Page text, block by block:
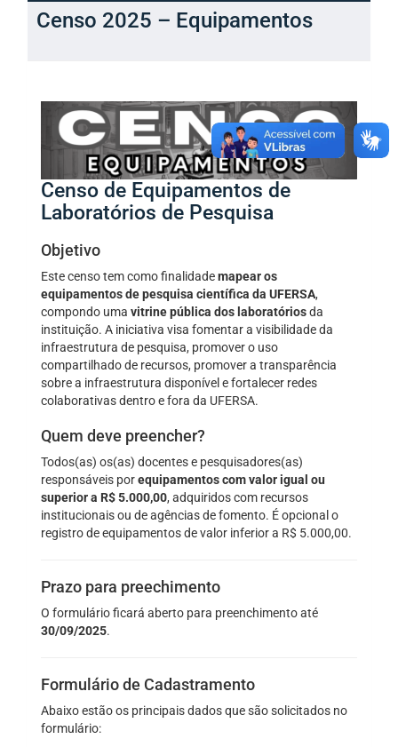
Censo 2025 – Equipamentos
Censo de Equipamentos de
Laboratórios de Pesquisa
Objetivo
Este censo tem como finalidademapear os
equipamentos de pesquisa científica da UFERSA,
compondo uma vitrine pública dos laboratóriosda
instituição. A iniciativa visa fomentar a visibilidade da
infraestrutura de pesquisa, promover o uso
compartilhado de recursos, promover a transparência
sobre a infraestrutura disponível e fortalecer redes
colaborativas dentro e fora da UFERSA.
Quem deve preencher?
Todos(as) os(as) docentes e pesquisadores(as)
responsáveis porequipamentos com valor igual ou
superior a R$ 5.000,00, adquiridos com recursos
institucionais ou de agências de fomento. É opcional o
registro de equipamentos de valor inferior a R$ 5.000,00.
Prazo para preechimento
O formulário ficará aberto para preenchimento até
30/09/2025.
Formulário de Cadastramento
Abaixo estão os principais dados que são solicitados no
formulário: